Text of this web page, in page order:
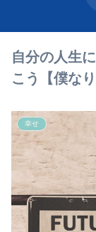
自分の人生
こう【僕な
幸せ